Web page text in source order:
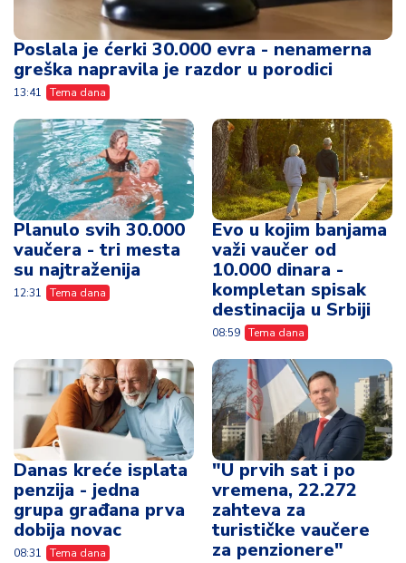
Poslala je ćerki 30.000 evra - nenamerna
greška napravila je razdor u porodici
13:41 Tema dana
Planulo svih 30.000
vaučera - tri mesta
su najtraženija
12:31 Tema dana
Evo u kojim banjama
važi vaučer od
10.000 dinara -
kompletan spisak
destinacija u Srbiji
08:59 Tema dana
Danas kreće isplata
penzija - jedna
grupa građana prva
dobija novac
08:31 Tema dana
"U prvih sat i po
vremena, 22.272
zahteva za
turističke vaučere
za penzionere"